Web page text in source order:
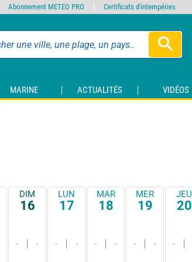
MARINE ACTUALITÉS VIDÉOS
DIM
16
- -
LUN
17
- -
MAR
18
- -
MER
19
- -
JEU
20
-
Abonnement METEO PRO Certificats d'intempéries